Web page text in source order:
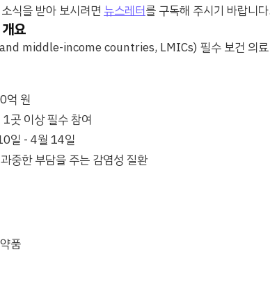
식을 받아 보시려면 뉴스레터를 구독해 주시기 바랍니다.
요
middle-income countries, LMICs) 필수 보건 의료
억 원
곳 이상 필수 참여
일 - 4월 14일
중한 부담을 주는 감염성 질환
품